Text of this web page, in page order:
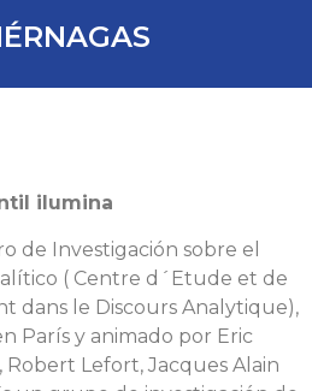
ilumina
de Investigación sobre el
( Centre d´Etude et de
dans le Discours Analytique),
París y animado por Eric
Robert Lefort, Jacques Alain